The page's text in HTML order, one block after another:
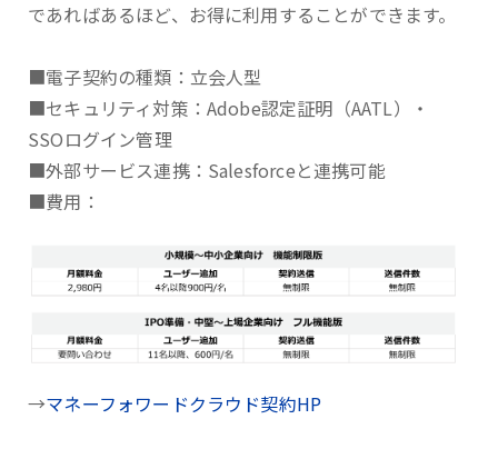
であればあるほど、お得に利用することができます。
■電子契約の種類：立会人型
■セキュリティ対策：Adobe認定証明（AATL）・
SSOログイン管理
■外部サービス連携：Salesforceと連携可能
■費用：
→マネーフォワードクラウド契約HP